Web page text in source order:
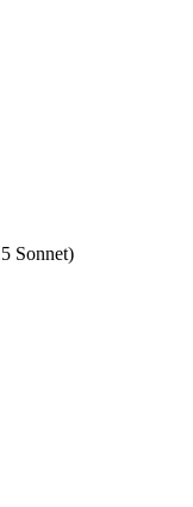
Sonnet)